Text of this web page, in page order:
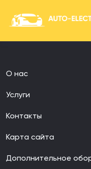
О нас
Услуги
Контакты
Карта сайта
Дополнительное